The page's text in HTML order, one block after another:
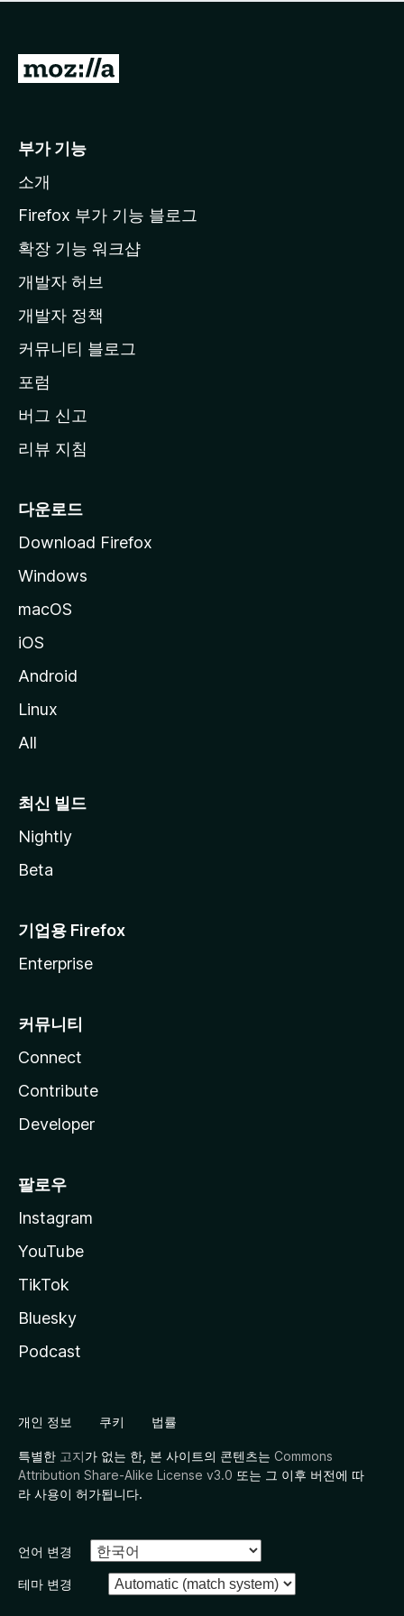
점
습
니
M
l
a
페
이
지
이
동
부가 기능
소개
Firefox 부가 기능 블로그
확장 기능 워크샵
개발자 허브
개발자 정책
커뮤니티 블로그
포럼
버그 신고
리뷰 지침
다운로드
Download Firefox
Windows
macOS
iOS
Android
Linux
All
최신 빌드
Nightly
Beta
기업용 Firefox
Enterprise
커뮤니티
Connect
Contribute
Developer
팔로우
Instagram
YouTube
TikTok
Bluesky
Podcast
개인 정보 쿠키 법률
특별한 고지가 없는 한, 본 사이트의 콘텐츠는 Commons
Attribution Share-Alike License v3.0 또는 그 이후 버전에 따
라 사용이 허가됩니다.
언어 변경
테마 변경